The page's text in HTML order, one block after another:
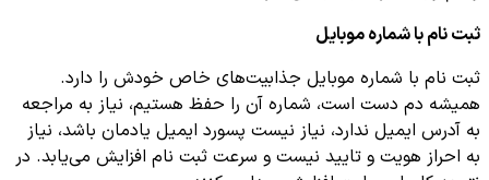
ثبت نام با شماره موبایل
ثبت نام با شماره موبایل جذابیت‌های خاص خودش را دارد.
همیشه دم دست است، شماره آن را حفظ هستیم، نیاز به مراجعه
به آدرس ایمیل ندارد، نیاز نیست پسورد ایمیل یادمان باشد، نیاز
به احراز هویت و تایید نیست و سرعت ثبت نام افزایش می‌یابد. در